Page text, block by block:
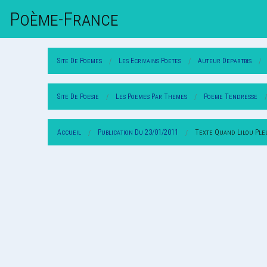
Poème-FrAnce
Site De Poemes Les Ecrivains Poetes Auteur Departbis
Site De Poesie Les Poemes Par Themes Poeme Tendresse
Accueil Publication Du 23/01/2011 Texte Quand Lilou